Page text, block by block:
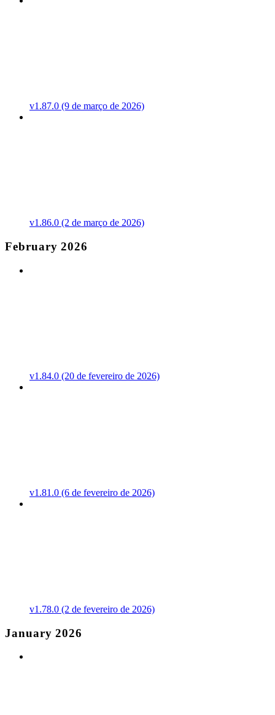
v1.87.0 (9 de março de 2026)
v1.86.0 (2 de março de 2026)
February 2026
v1.84.0 (20 de fevereiro de 2026)
v1.81.0 (6 de fevereiro de 2026)
v1.78.0 (2 de fevereiro de 2026)
January 2026